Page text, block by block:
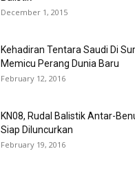
December 1, 2015
Kehadiran Tentara Saudi Di
Memicu Perang Dunia Baru
February 12, 2016
KN08, Rudal Balistik Antar-
Siap Diluncurkan
February 19, 2016